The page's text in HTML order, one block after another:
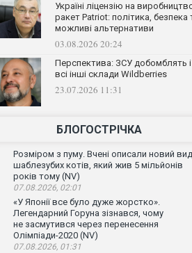
Україні ліцензію на
ракет Patriot: політика, безпека
можливі альтернативи
03.08.2026 20:24
Перспектива: ЗСУ добомблять і
всі інші склади Wildberries
23.07.2026 11:31
БЛОГОСТРІЧКА
Розміром з пуму. Вчені описали новий вид
шаблезубих котів, який жив 5 мільйонів
років тому (NV)
07.08.2026, 02:01
«У Японії все було дуже жорстко».
Легендарний Горуна зізнався, чому
не засмутився через перенесення
Олімпіади-2020 (NV)
07.08.2026, 01:31